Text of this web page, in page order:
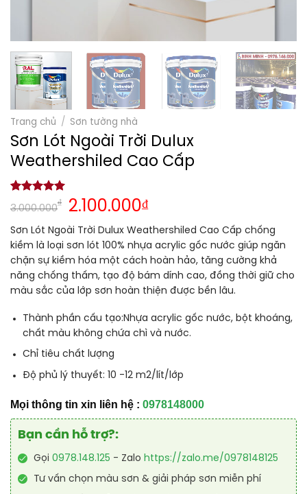
Trang chủ / Sơn tường nhà
Sơn Lót Ngoài Trời Dulux
Weathershiled Cao Cấp
5.00 trên 5
dựa trên
1
đánh giá
3.000.000
₫ 2.100.000₫
Sơn Lót Ngoài Trời Dulux Weathershiled Cao Cấp chống
kiềm là loại sơn lót 100% nhựa acrylic gốc nước giúp ngăn
chặn sự kiềm hóa một cách hoàn hảo, tăng cường khả
năng chống thấm, tạo độ bám dính cao, đồng thời giữ cho
màu sắc của lớp sơn hoàn thiện được bền lâu.
Thành phần cấu tạo:Nhựa acrylic gốc nước, bột khoáng,
chất màu không chứa chì và nước.
Chỉ tiêu chất lượng
Độ phủ lý thuyết: 10 -12 m2/lít/lớp
Mọi thông tin xin liên hệ : 0978148000
Bạn cần hỗ trợ?:
Gọi 0978.148.125 - Zalo https://zalo.me/0978148125
Tư vấn chọn màu sơn & giải pháp sơn miễn phí